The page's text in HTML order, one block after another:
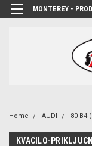
MONTEREY -
Home AUDI 80 B4
KVACILO-